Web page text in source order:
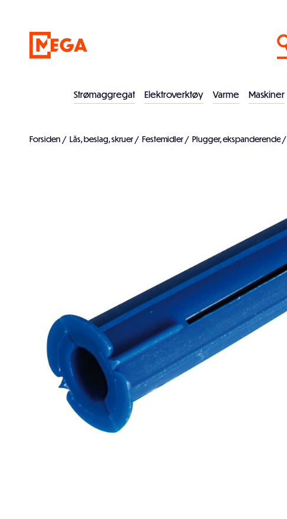
Strømaggregat Elektroverktøy Varme Maskiner
Forsiden / Lås, beslag, skruer / Festemidler / Plugger, ekspanderende /